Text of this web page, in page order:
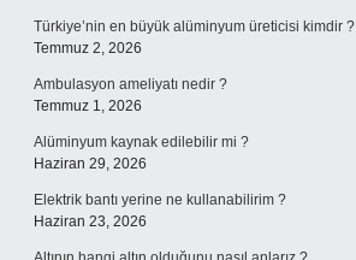
Türkiye’nin en büyük alüminyum üreticisi kimdir ?
Temmuz 2, 2026
Ambulasyon ameliyatı nedir ?
Temmuz 1, 2026
Alüminyum kaynak edilebilir mi ?
Haziran 29, 2026
Elektrik bantı yerine ne kullanabilirim ?
Haziran 23, 2026